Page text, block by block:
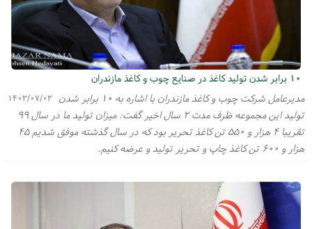
۱۰ برابر شدن تولید کاغذ در صنایع چوب و کاغذ مازندران
۱۴۰۳/۰۷/۰۳ مدیرعامل شرکت چوب و کاغذ مازندران با اشاره به ۱۰ برابر شدن
تولید این مجموعه ظرف مدت ۲ سال اخیر گفت: میزان تولید ما در سال ۹۹
تقریبا ۴ هزار و ۵۵۰ تن کاغذ تحریر بود که در سال گذشته موفق شدیم ۴۵
هزار و ۶۰۰ تن کاغذ چاپ و تحریر تولید و عرضه کنیم.